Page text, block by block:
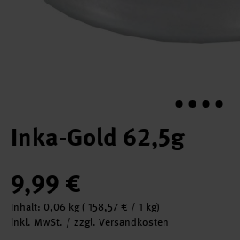
Inka-Gold 62,5g
9,99 €
Inhalt: 0,06 kg ( 158,57 € / 1 kg)
inkl. MwSt. / zzgl. Versandkosten